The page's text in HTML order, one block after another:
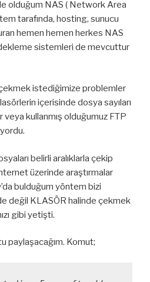
olduğum NAS ( Network Area
tarafında, hosting, sunucu
hemen hemen herkes NAS
sistemleri de mevcuttur
istediğimize problemler
içerisinde dosya sayıları
veya kullanmış olduğumuz FTP
belirli aralıklarla çekip
üzerinde araştırmalar
bulduğum yöntem bizi
değil KLASÖR halinde çekmek
gibi yetişti.
paylaşacağım. Komut;